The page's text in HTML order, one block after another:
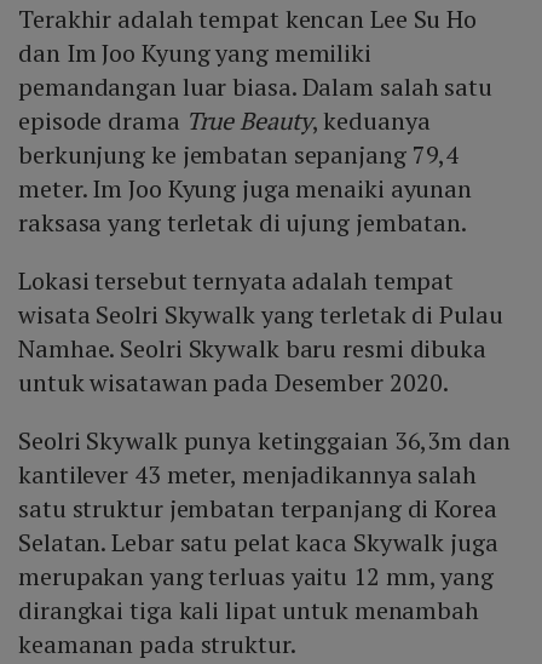
Terakhir adalah tempat kencan Lee Su Ho
dan Im Joo Kyung yang memiliki
pemandangan luar biasa. Dalam salah satu
episode drama True Beauty, keduanya
berkunjung ke jembatan sepanjang 79,4
meter. Im Joo Kyung juga menaiki ayunan
raksasa yang terletak di ujung jembatan.
Lokasi tersebut ternyata adalah tempat
wisata Seolri Skywalk yang terletak di Pulau
Namhae. Seolri Skywalk baru resmi dibuka
untuk wisatawan pada Desember 2020.
Seolri Skywalk punya ketinggaian 36,3m dan
kantilever 43 meter, menjadikannya salah
satu struktur jembatan terpanjang di Korea
Selatan. Lebar satu pelat kaca Skywalk juga
merupakan yang terluas yaitu 12 mm, yang
dirangkai tiga kali lipat untuk menambah
keamanan pada struktur.